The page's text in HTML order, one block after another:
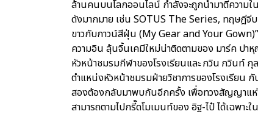
ล้านคนบนโลกออนไลน์ กำลังจะถูกนำมาตีความ
ดังมากมาย เช่น SOTUS The Series, ทฤษฎีจีบ
ขาวกับกาวน์สีฝุ่น (My Gear and Your
ความอิน ลุ้นจิ้นเคมีใหม่น่าติดตามของ มาร์ค ปา
หัวหน้าชมรมกีฬาของโรงเรียนและ ภวิน ภวินท์
ตำแหน่งหัวหน้าชมรมฝ่ายวิชาการของโรงเรียน
สองต้องกลับมาพบกันอีกครั้ง เพื่อทวงสัญญาแห่
สามารถตามไปกรี๊ดโมเมนท์ของ อิฐ-ไป๋ ได้เฉพา